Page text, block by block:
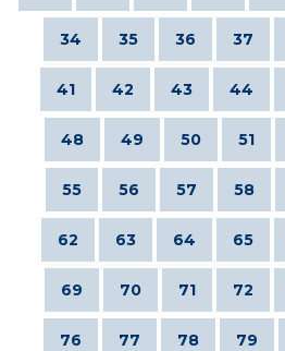
34 35 36 37
41 42 43 44
48 49 50 51
55 56 57 58
62 63 64 65
69 70 71 72
76 77 78 79